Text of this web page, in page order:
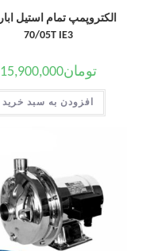
70/05T IE3
تومان15,900,000
افزودن به سبد خرید